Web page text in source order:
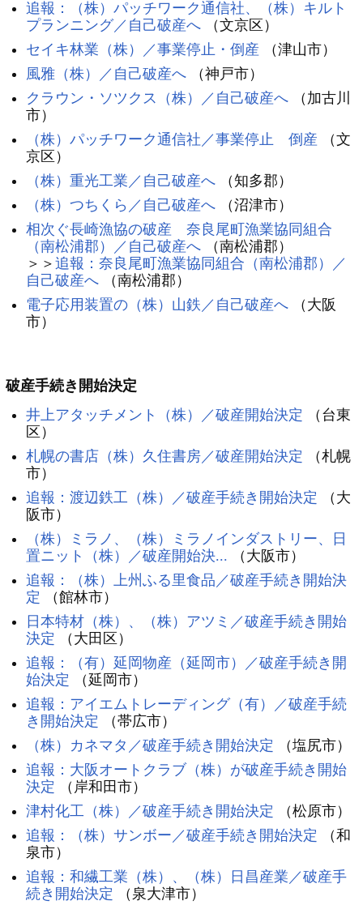
追報：（株）パッチワーク通信社、（株）キルト
プランニング／自己破産へ （文京区）
セイキ林業（株）／事業停止・倒産 （津山市）
風雅（株）／自己破産へ （神戸市）
クラウン・ソツクス（株）／自己破産へ （加古川
市）
（株）パッチワーク通信社／事業停止 倒産 （文
京区）
（株）重光工業／自己破産へ （知多郡）
（株）つちくら／自己破産へ （沼津市）
相次ぐ長崎漁協の破産 奈良尾町漁業協同組合
（南松浦郡）／自己破産へ （南松浦郡）
＞＞ 追報：奈良尾町漁業協同組合（南松浦郡）／
自己破産へ （南松浦郡）
電子応用装置の（株）山鉄／自己破産へ （大阪
市）
破産手続き開始決定
井上アタッチメント（株）／破産開始決定 （台東
区）
札幌の書店（株）久住書房／破産開始決定 （札幌
市）
追報：渡辺鉄工（株）／破産手続き開始決定 （大
阪市）
（株）ミラノ、（株）ミラノインダストリー、日
置ニット（株）／破産開始決... （大阪市）
追報：（株）上州ふる里食品／破産手続き開始決
定 （館林市）
日本特材（株）、（株）アツミ／破産手続き開始
決定 （大田区）
追報：（有）延岡物産（延岡市）／破産手続き開
始決定 （延岡市）
追報：アイエムトレーディング（有）／破産手続
き開始決定 （帯広市）
（株）カネマタ／破産手続き開始決定 （塩尻市）
追報：大阪オートクラブ（株）が破産手続き開始
決定 （岸和田市）
津村化工（株）／破産手続き開始決定 （松原市）
追報：（株）サンボー／破産手続き開始決定 （和
泉市）
追報：和繊工業（株）、（株）日昌産業／破産手
続き開始決定 （泉大津市）